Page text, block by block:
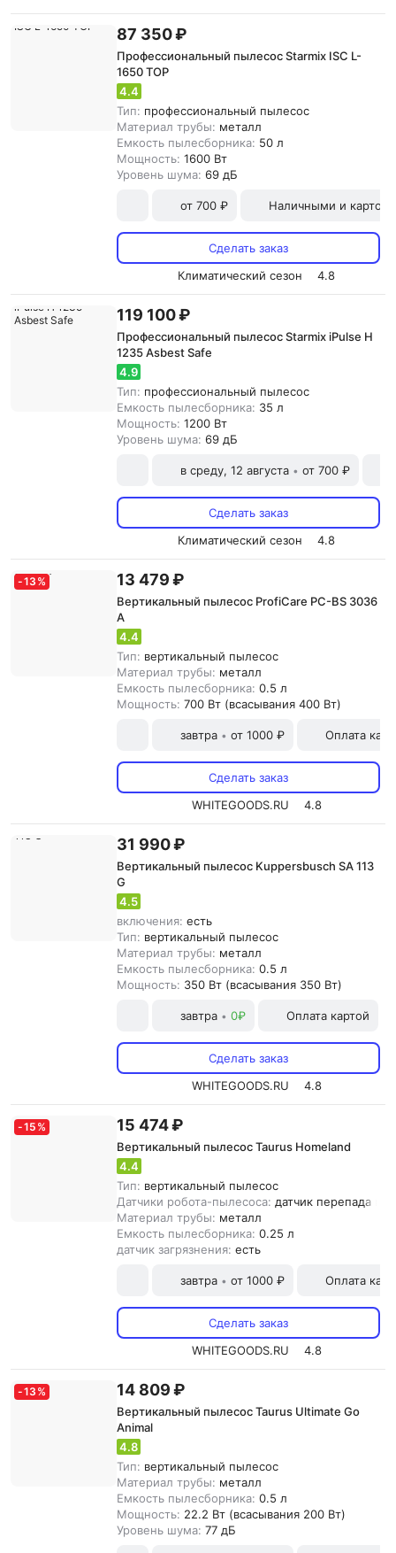
87 350 ₽
Профессиональный пылесос Starmix ISC L-
1650 TOP
4.4
Тип: профессиональный пылесос
Материал трубы: металл
Емкость пылесборника: 50 л
Мощность: 1600 Вт
Уровень шума: 69 дБ
от 700 ₽ Наличными и картой
Сделать заказ
Климатический сезон
4.8
119 100 ₽
Профессиональный пылесос Starmix iPulse H
1235 Asbest Safe
4.9
Тип: профессиональный пылесос
Емкость пылесборника: 35 л
Мощность: 1200 Вт
Уровень шума: 69 дБ
в среду, 12 августа • от 700 ₽
Сделать заказ
Климатический сезон
4.8
-13 % 13 479 ₽
Вертикальный пылесос ProfiCare PC-BS 3036
A
4.4
Тип: вертикальный пылесос
Материал трубы: металл
Емкость пылесборника: 0.5 л
Мощность: 700 Вт (всасывания 400 Вт)
завтра • от 1000 ₽ Оплата
Сделать заказ
WHITEGOODS.RU
4.8
31 990 ₽
Вертикальный пылесос Kuppersbusch SA 113
G
4.5
включения: есть
Тип: вертикальный пылесос
Материал трубы: металл
Емкость пылесборника: 0.5 л
Мощность: 350 Вт (всасывания 350 Вт)
завтра • 0₽ Оплата картой
Сделать заказ
WHITEGOODS.RU
4.8
-15 % 15 474 ₽
Вертикальный пылесос Taurus Homeland
4.4
Тип: вертикальный пылесос
Датчики робота-пылесоса: датчик перепада
Материал трубы: металл
Емкость пылесборника: 0.25 л
датчик загрязнения: есть
завтра • от 1000 ₽ Оплата
Сделать заказ
WHITEGOODS.RU
4.8
-13 % 14 809 ₽
Вертикальный пылесос Taurus Ultimate Go
Animal
4.8
Тип: вертикальный пылесос
Материал трубы: металл
Емкость пылесборника: 0.5 л
Мощность: 22.2 Вт (всасывания 200 Вт)
Уровень шума: 77 дБ